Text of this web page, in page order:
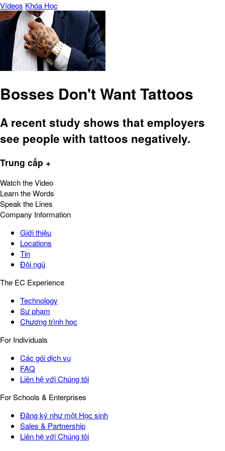
Vídeos Khóa Học
Bosses Don't Want Tattoos
A recent study shows that employers
see people with tattoos negatively.
Trung cấp +
Watch the Video
Learn the Words
Speak the Lines
Company Information
Giới thiệu
Locations
Tin
Đội ngũ
The EC Experience
Technology
Sư phạm
Chương trình học
For Individuals
Các gói dịch vụ
FAQ
Liên hệ với Chúng tôi
For Schools & Enterprises
Đăng ký như một Học sinh
Sales & Partnership
Liên hệ với Chúng tôi